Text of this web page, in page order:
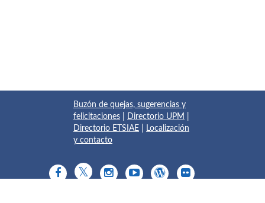
Buzón de quejas, sugerencias y
felicitaciones
Directorio UPM
Directorio ETSIAE
Localización
y contacto